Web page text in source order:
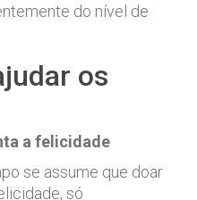
do nível de
os
a felicidade
se assume que doar
só